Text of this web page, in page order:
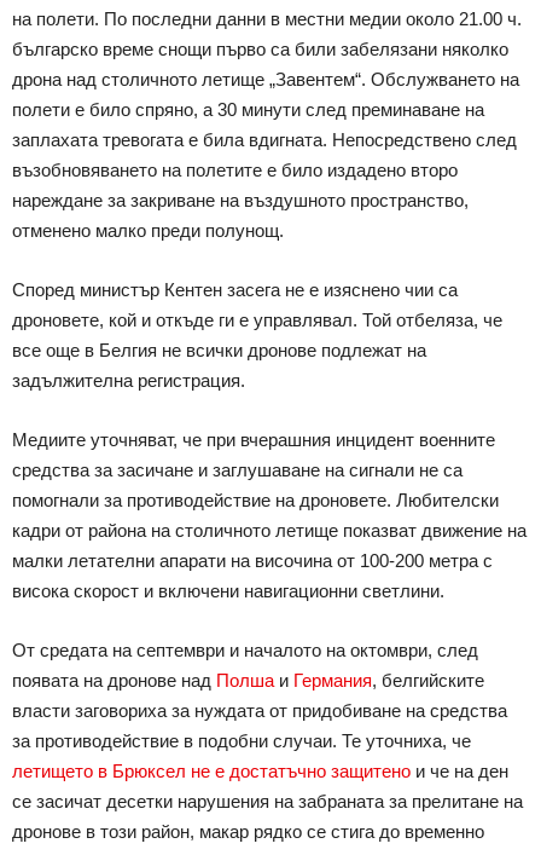
на полети. По последни данни в местни медии около 21.00 ч.
българско време снощи първо са били забелязани няколко
дрона над столичното летище „Завентем“. Обслужването на
полети е било спряно, а 30 минути след преминаване на
заплахата тревогата е била вдигната. Непосредствено след
възобновяването на полетите е било издадено второ
нареждане за закриване на въздушното пространство,
отменено малко преди полунощ.
Според министър Кентен засега не е изяснено чии са
дроновете, кой и откъде ги е управлявал. Той отбеляза, че
все още в Белгия не всички дронове подлежат на
задължителна регистрация.
Медиите уточняват, че при вчерашния инцидент военните
средства за засичане и заглушаване на сигнали не са
помогнали за противодействие на дроновете. Любителски
кадри от района на столичното летище показват движение на
малки летателни апарати на височина от 100-200 метра с
висока скорост и включени навигационни светлини.
От средата на септември и началото на октомври, след
появата на дронове над Полша и Германия, белгийските
власти заговориха за нуждата от придобиване на средства
за противодействие в подобни случаи. Те уточниха, че
летището в Брюксел не е достатъчно защитено и че на ден
се засичат десетки нарушения на забраната за прелитане на
дронове в този район, макар рядко се стига до временно